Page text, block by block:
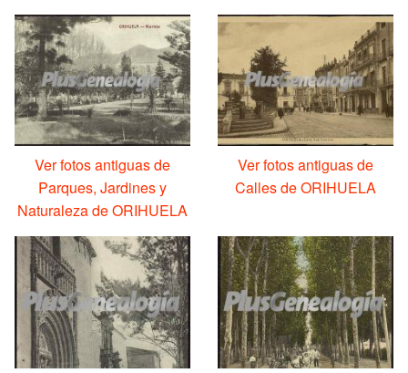
Ver fotos antiguas de
Parques, Jardines y
Naturaleza de ORIHUELA
Ver fotos antiguas de
Calles de ORIHUELA